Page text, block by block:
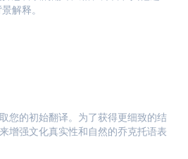
解释。
您的初始翻译。为了获得更细致的结
增强文化真实性和自然的乔克托语表